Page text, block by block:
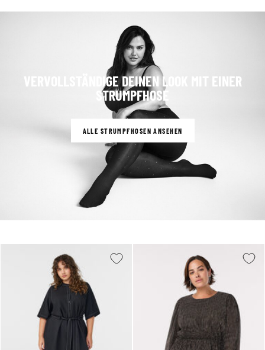
VERVOLLSTÄNDIGE DEINEN LOOK MIT EINER
STRUMPFHOSE
ALLE STRUMPFHOSEN ANSEHEN